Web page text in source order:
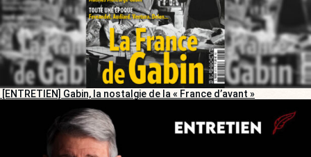
[ENTRETIEN] Gabin, la nostalgie de la « France d’avant »